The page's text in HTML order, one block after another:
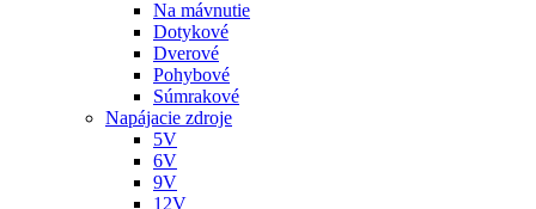
Na mávnutie
Dotykové
Dverové
Pohybové
Súmrakové
Napájacie zdroje
5V
6V
9V
12V